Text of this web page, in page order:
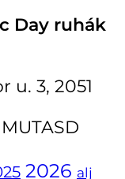
Day ruhák
u. 3, 2051
2026 alj